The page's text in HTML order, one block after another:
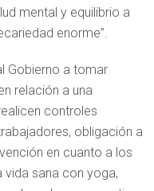
mental y equilibrio a
enorme”.
Gobierno a tomar
relación a una
controles
obligación a
en cuanto a los
vida sana con yoga,